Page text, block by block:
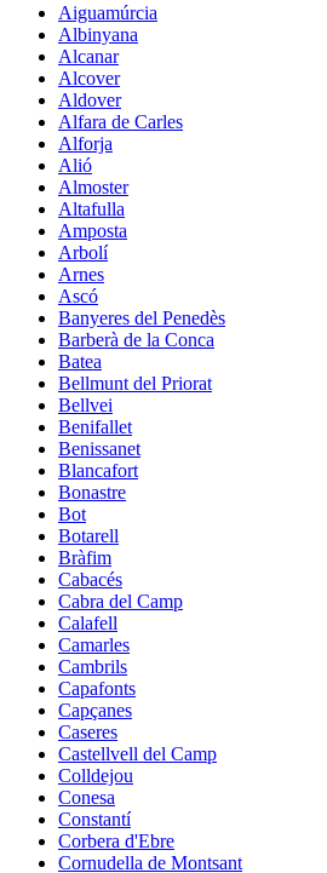
Aiguamúrcia
Albinyana
Alcanar
Alcover
Aldover
Alfara de Carles
Alforja
Alió
Almoster
Altafulla
Amposta
Arbolí
Arnes
Ascó
Banyeres del Penedès
Barberà de la Conca
Batea
Bellmunt del Priorat
Bellvei
Benifallet
Benissanet
Blancafort
Bonastre
Bot
Botarell
Bràfim
Cabacés
Cabra del Camp
Calafell
Camarles
Cambrils
Capafonts
Capçanes
Caseres
Castellvell del Camp
Colldejou
Conesa
Constantí
Corbera d'Ebre
Cornudella de Montsant